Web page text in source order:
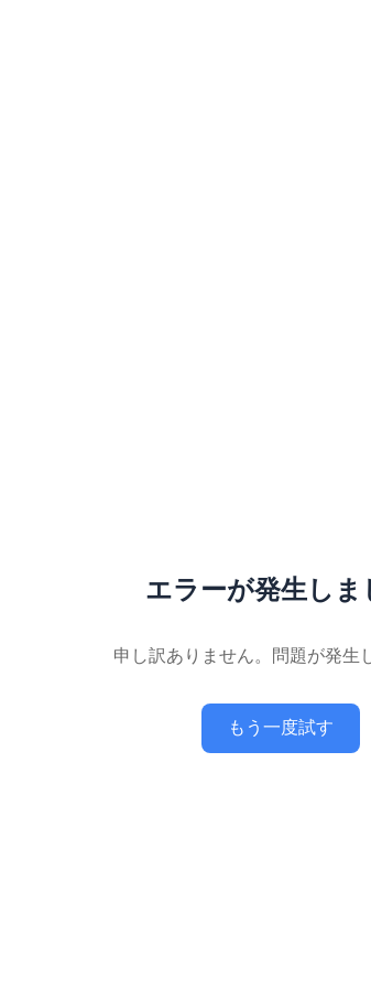
エラーが発生しま
申し訳ありません。問題が発生
もう一度試す